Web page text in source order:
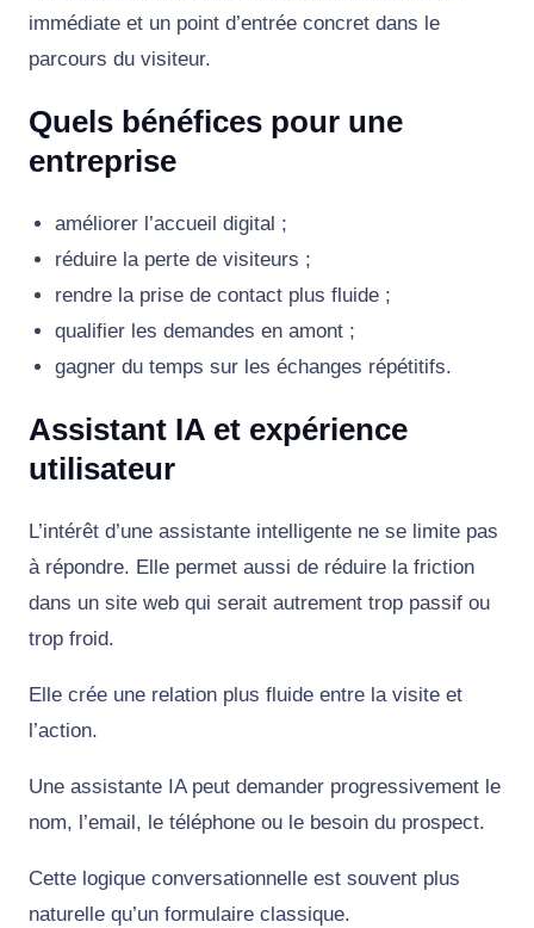
immédiate et un point d’entrée concret dans le
parcours du visiteur.
Quels bénéfices pour une
entreprise
améliorer l’accueil digital ;
réduire la perte de visiteurs ;
rendre la prise de contact plus fluide ;
qualifier les demandes en amont ;
gagner du temps sur les échanges répétitifs.
Assistant IA et expérience
utilisateur
L’intérêt d’une assistante intelligente ne se limite pas
à répondre. Elle permet aussi de réduire la friction
dans un site web qui serait autrement trop passif ou
trop froid.
Elle crée une relation plus fluide entre la visite et
l’action.
Une assistante IA peut demander progressivement le
nom, l’email, le téléphone ou le besoin du prospect.
Cette logique conversationnelle est souvent plus
naturelle qu’un formulaire classique.